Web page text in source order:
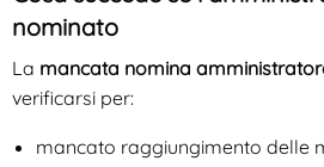
nominato
La mancata nomina
verificarsi per:
mancato raggiungimento delle